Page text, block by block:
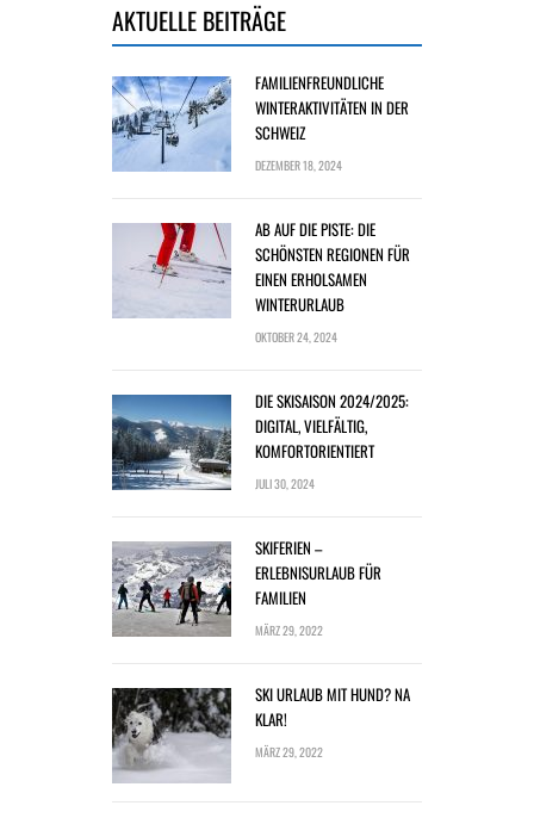
AKTUELLE BEITRÄGE
FAMILIENFREUNDLICHE
WINTERAKTIVITÄTEN IN DER
SCHWEIZ
DEZEMBER 18, 2024
AB AUF DIE PISTE: DIE
SCHÖNSTEN REGIONEN FÜR
EINEN ERHOLSAMEN
WINTERURLAUB
OKTOBER 24, 2024
DIE SKISAISON 2024/2025:
DIGITAL, VIELFÄLTIG,
KOMFORTORIENTIERT
JULI 30, 2024
SKIFERIEN –
ERLEBNISURLAUB FÜR
FAMILIEN
MÄRZ 29, 2022
SKI URLAUB MIT HUND? NA
KLAR!
MÄRZ 29, 2022